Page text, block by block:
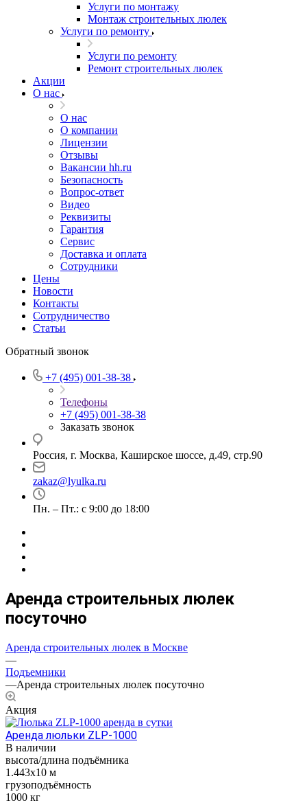
Услуги по монтажу
Монтаж строительных люлек
Услуги по ремонту
Услуги по ремонту
Ремонт строительных люлек
Акции
О нас
О нас
О компании
Лицензии
Отзывы
Вакансии hh.ru
Безопасность
Вопрос-ответ
Видео
Реквизиты
Гарантия
Сервис
Доставка и оплата
Сотрудники
Цены
Новости
Контакты
Сотрудничество
Статьи
Обратный звонок
+7 (495) 001-38-38
Телефоны
+7 (495) 001-38-38
Заказать звонок
Россия, г. Москва, Каширское шоссе, д.49, стр.90
zakaz@lyulka.ru
Пн. – Пт.: с 9:00 до 18:00
Аренда строительных люлек
посуточно
Аренда строительных люлек в Москве
—
Подъемники
—Аренда строительных люлек посуточно
Акция
Аренда люльки ZLP-1000
В наличии
высота/длина подъёмника
1.443x10 м
грузоподъёмность
1000 кг